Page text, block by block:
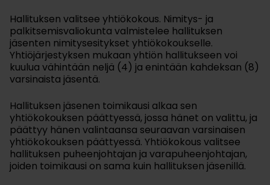
Hallituksen valitsee yhtiökokous. Nimitys- ja
palkitsemisvaliokunta valmistelee hallituksen
jäsenten nimitysesitykset yhtiökokoukselle.
Yhtiöjärjestyksen mukaan yhtiön hallitukseen voi
kuulua vähintään neljä (4) ja enintään kahdeksan (8)
varsinaista jäsentä.
Hallituksen jäsenen toimikausi alkaa sen
yhtiökokouksen päättyessä, jossa hänet on valittu, ja
päättyy hänen valintaansa seuraavan varsinaisen
yhtiökokouksen päättyessä. Yhtiökokous valitsee
hallituksen puheenjohtajan ja varapuheenjohtajan,
joiden toimikausi on sama kuin hallituksen jäsenillä.